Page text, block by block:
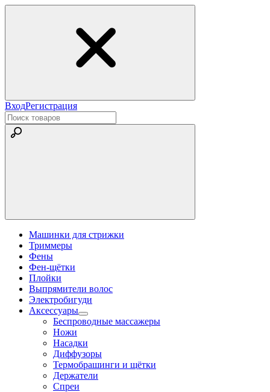
ВходРегистрация
Машинки для стрижки
Триммеры
Фены
Фен-щётки
Плойки
Выпрямители волос
Электробигуди
Аксессуары
Беспроводные массажеры
Ножи
Насадки
Диффузоры
Термобрашинги и щётки
Держатели
Спреи